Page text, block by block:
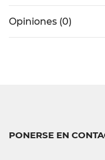
Opiniones (0)
PONERSE EN